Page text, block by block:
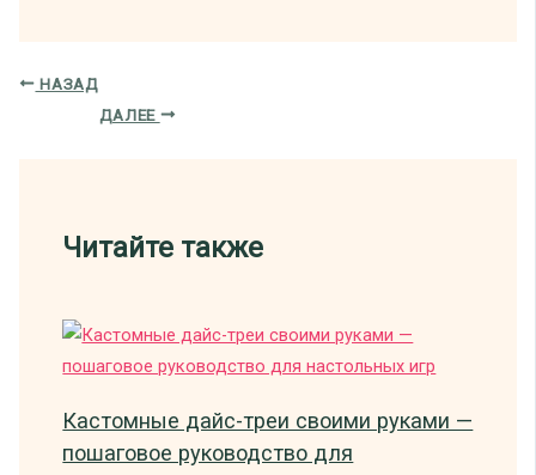
НАЗАД
ДАЛЕЕ
Читайте также
Кастомные дайс-треи своими руками —
пошаговое руководство для